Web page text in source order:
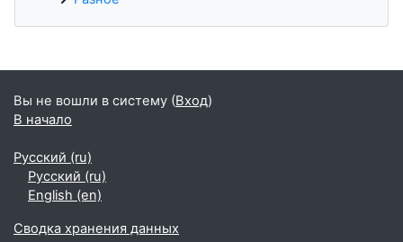
Дополнительные блоки
Вы не вошли в систему (Вход)
В начало
Русский ‎(ru)‎
Русский ‎(ru)‎
English ‎(en)‎
Сводка хранения данных